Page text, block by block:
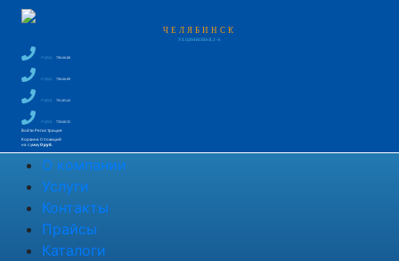
ЧЕЛЯБИНСК
УЛ. ЦИНКОВАЯ, 2-А
+7 (351) 796-66-88
+7 (351) 796-66-89
+7 (351) 791-85-43
+7 (351)
750-60-35
Войти Регистрация
Корзина0 позиций
на сумму0 руб.
О компании
Услуги
Контакты
Прайсы
Каталоги